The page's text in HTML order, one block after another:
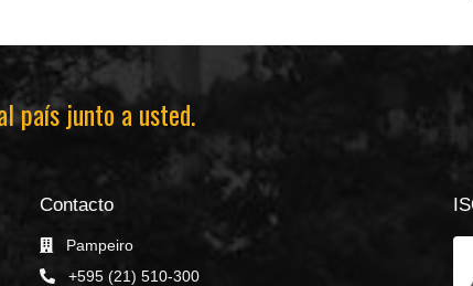
país junto a usted.
Contacto
Pampeiro
+595 (21) 510-300